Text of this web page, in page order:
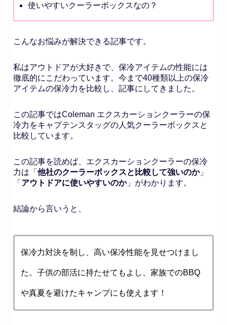
使いやすいクーラーボックスなの？
こんなお悩みが解決できる記事です。
私はアウトドアが大好きで、保冷アイテムの性能には
徹底的にこだわっています。今まで40種類以上の保冷
アイテムの保冷力を比較し、記事にしてきました。
この記事ではColeman エクスカーションクーラーの保
冷力をキャプテンスタッグの人気クーラーボックスと
比較しています。
この記事を読めば、エクスカーションクーラーの保冷
力は「 他社のクーラーボックスと比較して強いのか」
「 アウトドアに使いやすいのか」がわかります。
結論から言いうと、
保冷力対決を制し、高い保冷性能を見せつけまし
た。子供の部活に持たせてもよし、家族でのBBQ
や真夏を避けたキャンプにも使えます！